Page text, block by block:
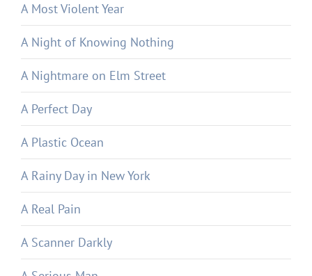
A Most Violent Year
A Night of Knowing Nothing
A Nightmare on Elm Street
A Perfect Day
A Plastic Ocean
A Rainy Day in New York
A Real Pain
A Scanner Darkly